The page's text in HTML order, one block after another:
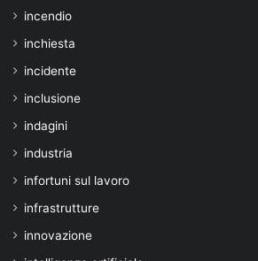
incendio
inchiesta
incidente
inclusione
indagini
industria
infortuni sul lavoro
infrastrutture
innovazione